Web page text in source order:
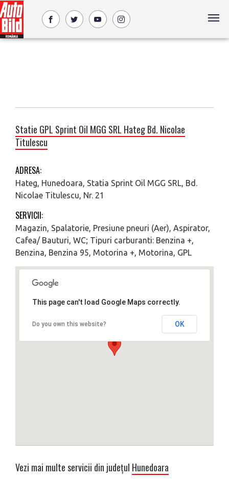
Statie GPL Sprint Oil MGG SRL Hateg Bd. Nicolae
Titulescu
ADRESA:
Hateg, Hunedoara, Statia Sprint Oil MGG SRL, Bd.
Nicolae Titulescu, Nr. 21
SERVICII:
Magazin, Spalatorie, Presiune pneuri (Aer), Aspirator,
Cafea/ Bauturi, WC; Tipuri carburanti: Benzina +,
Benzina, Benzina 95, Motorina +, Motorina, GPL
This page can't load Google Maps correctly.
Do you own this website? OK
Vezi mai multe servicii din județul Hunedoara